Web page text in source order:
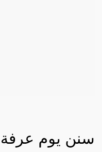
سنن يوم عرفة